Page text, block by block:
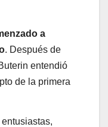
a
. Después de
entendió
de la primera